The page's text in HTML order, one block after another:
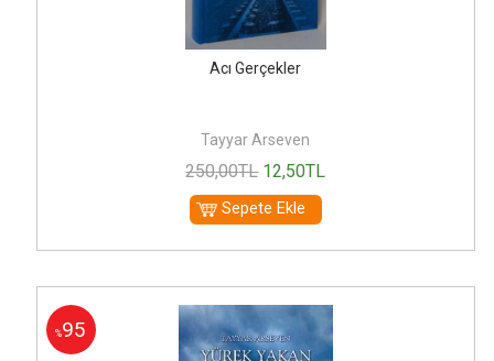
Acı Gerçekler
Tayyar Arseven
250,00TL 12,50TL
Sepete Ekle
%95